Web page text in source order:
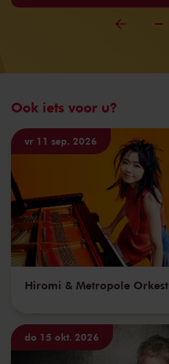
Ook iets voor u?
vr 11 sep. 2026
Hiromi & Metropole Orkest
do 15 okt. 2026